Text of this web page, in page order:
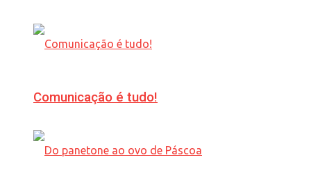
Comunicação é tudo!